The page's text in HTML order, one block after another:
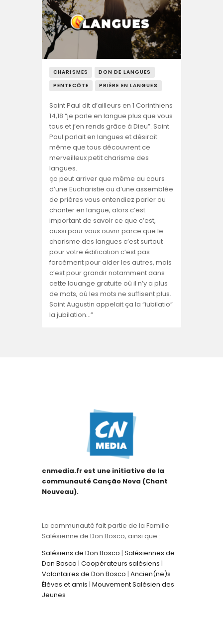
CHARISMES
DON DE LANGUES
PENTECÔTE
PRIÈRE EN LANGUES
Saint Paul dit d’ailleurs en 1 Corinthiens
14,18 “je parle en langue plus que vous
tous et j’en rends grâce à Dieu”. Saint
Paul parlait en langues et désirait
même que tous découvrent ce
merveilleux petit charisme des
langues.
ça peut arriver que même au cours
d’une Eucharistie ou d’une assemblée
de prières vous entendiez parler ou
chanter en langue, alors c’est
important de savoir ce que c’est,
aussi pour vous ouvrir parce que le
charisme des langues c’est surtout
pour votre édification c’est pas
forcément pour aider les autres, mais
c’est pour grandir notamment dans
cette louange gratuite où il n’y a plus
de mots, où les mots ne suffisent plus.
Saint Augustin appelait ça la “iubilatio”
la jubilation…”
cnmedia.fr est une initiative de la
communauté Canção Nova (Chant
Nouveau).
La communauté fait partie de la Famille
Salésienne de Don Bosco, ainsi que :
Salésiens de Don Bosco | Salésiennes de
Don Bosco | Coopérateurs salésiens |
Volontaires de Don Bosco | Ancien(ne)s
Élèves et amis | Mouvement Salésien des
Jeunes